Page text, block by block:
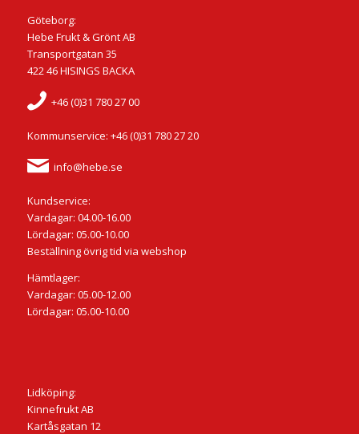
Göteborg:
Hebe Frukt & Grönt AB
Transportgatan 35
422 46 HISINGS BACKA
+46 (0)31 780 27 00
Kommunservice: +46 (0)31 780 27 20
info@hebe.se
Kundservice:
Vardagar: 04.00-16.00
Lördagar: 05.00-10.00
Beställning övrig tid via webshop
Hämtlager:
Vardagar: 05.00-12.00
Lördagar: 05.00-10.00
Lidköping:
Kinnefrukt AB
Kartåsgatan 12